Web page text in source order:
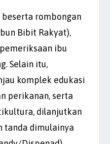
beserta rombongan
Bibit Rakyat),
ibu
Selain itu,
komplek edukasi
perikanan, serta
dilanjutkan
tanda dimulainya